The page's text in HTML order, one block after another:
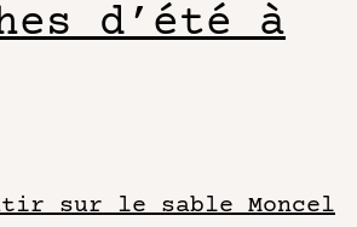
d’été à